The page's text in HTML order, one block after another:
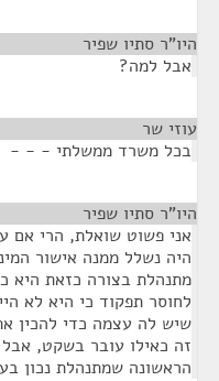
היו"ר סתיו שפיר
אבל למה?
עוזי שר
בכל משרד ממשלתי - - -
היו"ר סתיו שפיר
אני פשוט שואלת, הרי אם
היה נשלל ממנה אישור
מתנהלת בצורה כזאת היא
לחוסר תפקוד כי היא לא
שיש לה עצמה כדי להכין
זה כאילו עובר בשקט, אבל
הראשונה שמתנהלת נכון